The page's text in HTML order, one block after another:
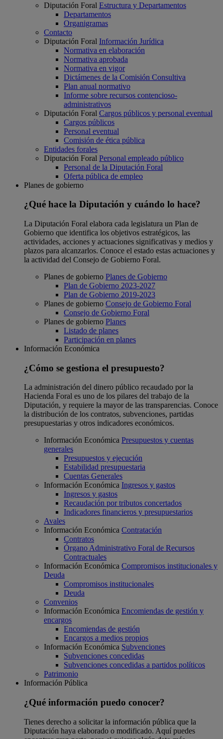
Diputación Foral Estructura y Departamentos
Departamentos
Organigramas
Contacto
Diputación Foral Información Jurídica
Normativa en elaboración
Normativa aprobada
Normativa en vigor
Dictámenes de la Comisión Consultiva
Plan anual normativo
Informe sobre recursos contencioso-
administrativos
Diputación Foral Cargos públicos y personal eventual
Cargos públicos
Personal eventual
Comisión de ética pública
Entidades forales
Diputación Foral Personal empleado público
Personal de la Diputación Foral
Oferta pública de empleo
Planes de gobierno
¿Qué hace la Diputación y cuándo lo hace?
La Diputación Foral elabora cada legislatura un Plan de
Gobierno que identifica los objetivos estratégicos, las
actividades, acciones y actuaciones significativas y medios y
plazos para alcanzarlos. Conoce el estado estas actuaciones y
la actividad del Consejo de Gobierno Foral.
Planes de gobierno Planes de Gobierno
Plan de Gobierno 2023-2027
Plan de Gobierno 2019-2023
Planes de gobierno Consejo de Gobierno Foral
Consejo de Gobierno Foral
Planes de gobierno Planes
Listado de planes
Participación en planes
Información Económica
¿Cómo se gestiona el presupuesto?
La administración del dinero público recaudado por la
Hacienda Foral es uno de los pilares del trabajo de la
Diputación, y requiere la mayor de las transparencias. Conoce
la distribución de los contratos, subvenciones, partidas
presupuestarias y otros indicadores económicos.
Información Económica Presupuestos y cuentas
generales
Presupuestos y ejecución
Estabilidad presupuestaria
Cuentas Generales
Información Económica Ingresos y gastos
Ingresos y gastos
Recaudación por tributos concertados
Indicadores financieros y presupuestarios
Avales
Información Económica Contratación
Contratos
Órgano Administrativo Foral de Recursos
Contractuales
Información Económica Compromisos institucionales y
Deuda
Compromisos institucionales
Deuda
Convenios
Información Económica Encomiendas de gestión y
encargos
Encomiendas de gestión
Encargos a medios propios
Información Económica Subvenciones
Subvenciones concedidas
Subvenciones concedidas a partidos políticos
Patrimonio
Información Pública
¿Qué información puedo conocer?
Tienes derecho a solicitar la información pública que la
Diputación haya elaborado o modificado. Aquí puedes